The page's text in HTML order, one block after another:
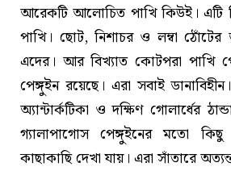
আরেকটি আলোচিত পাখি কিউই। এটি
পাখি। ছোট, নিশাচর ও লম্বা ঠোঁটের
এদের। আর বিখ্যাত কোটপরা পাখি
পেঙ্গুইন রয়েছে। এরা সবাই
অ্যান্টার্কটিকা ও দক্ষিণ গোলার্ধের
গ্যালাপাগোস পেঙ্গুইনের মতো কিছু
কাছাকাছি দেখা যায়। এরা সাঁতারে